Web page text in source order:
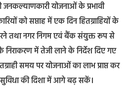
योजनाओं के प्रभावी
को सप्ताह में एक दिन हितग्राहियों के
तथा नगर निगम एवं बैंक संयुक्त रूप से
में तेजी लाने के निर्देश दिए गए
समय पर योजनाओं का लाभ प्राप्त कर
की दिशा में आगे बढ़ सकें।